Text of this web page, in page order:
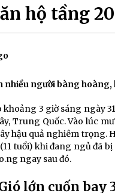
hộ tầng
nhiều người bàng
khoảng 3 giờ sáng ngày
Trung Quốc. Vào lúc
hậu quả nghiêm trọng.
tuổi) khi đang ngủ đã
ngay sau đó.
lớn cuốn bay